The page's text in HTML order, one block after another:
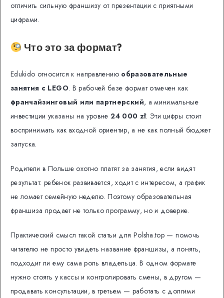
отличить сильную франшизу от презентации с приятными
цифрами.
Что это за формат?
Edukido относится к направлению образовательные
занятия с LEGO. В рабочей базе формат отмечен как
франчайзинговый или партнерский, а минимальные
инвестиции указаны на уровне24 000 zł. Эти цифры стоит
воспринимать как входной ориентир, а не как полный бюджет
запуска.
Родители в Польше охотно платят за занятия, если видят
результат: ребенок развивается, ходит с интересом, а график
не ломает семейную неделю. Поэтому образовательная
франшиза продает не только программу, но и доверие.
Практический смысл такой статьи для Polsha.top — помочь
читателю не просто увидеть название франшизы, а понять,
подходит ли ему сама роль владельца. В одном формате
нужно стоять у кассы и контролировать смены, в другом —
продавать консультации, в третьем — работать с долгими